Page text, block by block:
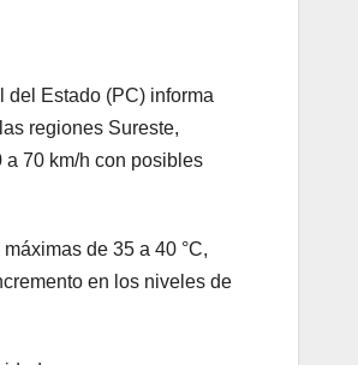
Estado (PC) informa
regiones Sureste,
70 km/h con posibles
de 35 a 40 °C,
en los niveles de